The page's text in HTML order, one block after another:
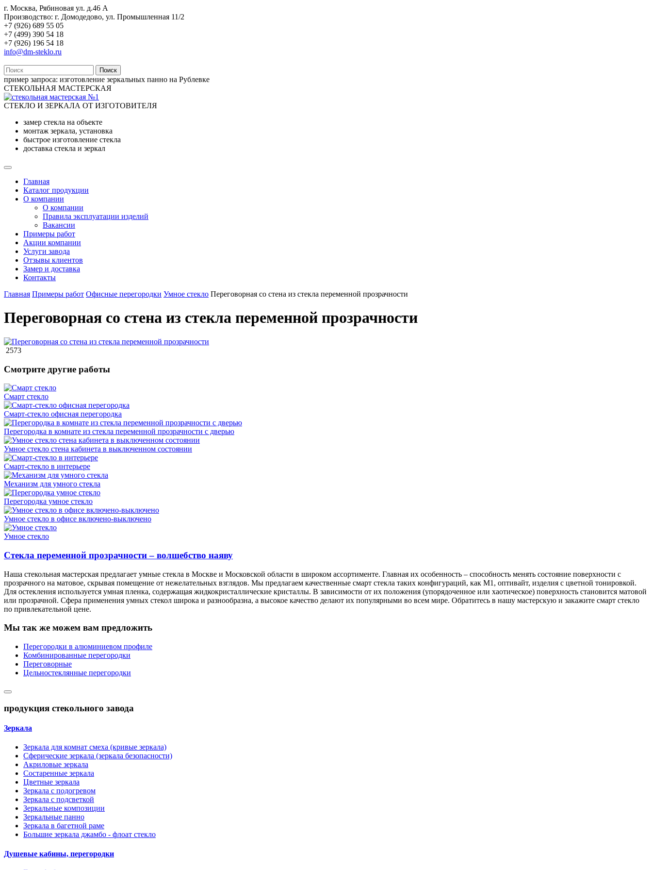
г. Москва, Рябиновая ул. д.46 А
Производство: г. Домодедово, ул. Промышленная 11/2
+7 (926) 689 55 05
+7 (499) 390 54 18
+7 (926) 196 54 18
info@dm-steklo.ru
Поиск
пример запроса: изготовление зеркальных панно на Рублевке
СТЕКОЛЬНАЯ МАСТЕРСКАЯ
СТЕКЛО И ЗЕРКАЛА ОТ ИЗГОТОВИТЕЛЯ
замер стекла на объекте
монтаж зеркала, установка
быстрое изготовление стекла
доставка стекла и зеркал
Главная
Каталог продукции
О компании
О компании
Правила эксплуатации изделий
Вакансии
Примеры работ
Акции компании
Услуги завода
Отзывы клиентов
Замер и доставка
Контакты
Главная Примеры работ Офисные перегородки Умное стекло Переговорная со стена из стекла переменной прозрачности
Переговорная со стена из стекла переменной прозрачности
2573
Смотрите другие работы
Смарт стекло
Смарт-стекло офисная перегородка
Перегородка в комнате из стекла переменной прозрачности с дверью
Умное стекло стена кабинета в выключенном состоянии
Смарт-стекло в интерьере
Механизм для умного стекла
Перегородка умное стекло
Умное стекло в офисе включено-выключено
Умное стекло
Стекла переменной прозрачности – волшебство наяву
Наша стекольная мастерская предлагает умные стекла в Москве и Московской области в широком ассортименте. Главная их особенность – способность менять состояние поверхности с
прозрачного на матовое, скрывая помещение от нежелательных взглядов. Мы предлагаем качественные смарт стекла таких конфигураций, как М1, оптивайт, изделия с цветной тонировкой.
Для остекления используется умная пленка, содержащая жидкокристаллические кристаллы. В зависимости от их положения (упорядоченное или хаотическое) поверхность становится матовой
или прозрачной. Сфера применения умных стекол широка и разнообразна, а высокое качество делают их популярными во всем мире. Обратитесь в нашу мастерскую и закажите смарт стекло
по привлекательной цене.
Мы так же можем вам предложить
Перегородки в алюминиевом профиле
Комбинированные перегородки
Переговорные
Цельностеклянные перегородки
продукция стекольного завода
Зеркала
Зеркала для комнат смеха (кривые зеркала)
Сферические зеркала (зеркала безопасности)
Акриловые зеркала
Состаренные зеркала
Цветные зеркала
Зеркала с подогревом
Зеркала с подсветкой
Зеркальные композиции
Зеркальные панно
Зеркала в багетной раме
Большие зеркала джамбо - флоат стекло
Душевые кабины, перегородки